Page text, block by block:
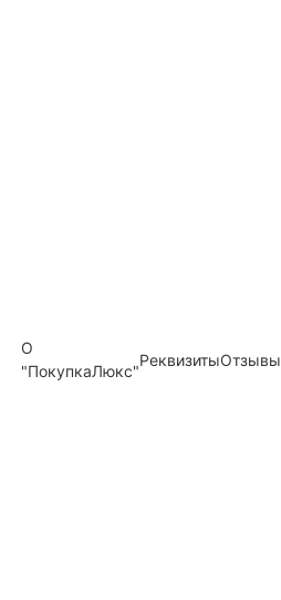
О
"ПокупкаЛюкс"
РеквизитыОтзывы